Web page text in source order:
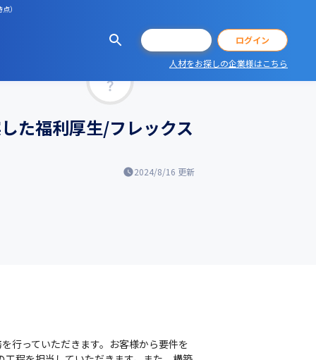
）
ログイン
人材をお探しの企業様はこちら
た福利厚生/フレックス
2024/8/16 更新
行っていただきます。お客様から要件を